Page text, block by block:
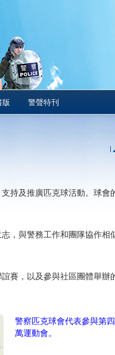
版 警聲特刊
持及推廣匹克球活動。球會
，與警務工作和團隊協作相
賽，以及參與社區團體舉辦
警察匹克球會代表參與第
萬運動會。